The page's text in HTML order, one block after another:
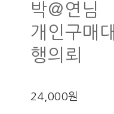
박@연님
개인구매대
행의뢰
24,000원